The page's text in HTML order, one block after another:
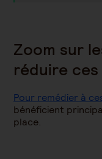
Zoom sur
réduire
Pour remédier à
bénéficient
place.